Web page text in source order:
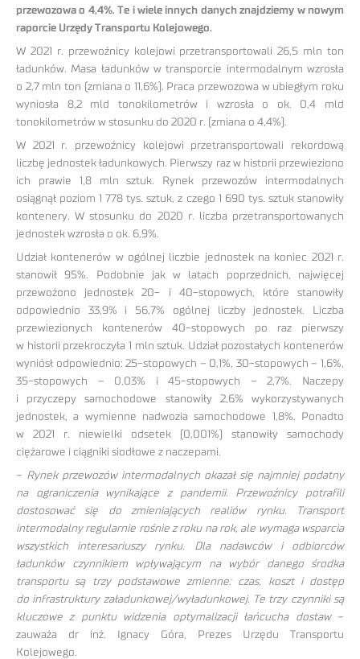
przewozowa o 4,4%. Te i wiele innych danych znajdziemy w nowym
raporcie Urzędy Transportu Kolejowego.
W 2021 r. przewoźnicy kolejowi przetransportowali 26,5 mln ton
ładunków. Masa ładunków w transporcie intermodalnym wzrosła
o 2,7 mln ton (zmiana o 11,6%). Praca przewozowa w ubiegłym roku
wyniosła 8,2 mld tonokilometrów i wzrosła o ok. 0,4 mld
tonokilometrów w stosunku do 2020 r. (zmiana o 4,4%).
W 2021 r. przewoźnicy kolejowi przetransportowali rekordową
liczbę jednostek ładunkowych. Pierwszy raz w historii przewieziono
ich prawie 1,8 mln sztuk. Rynek przewozów intermodalnych
osiągnął poziom 1 778 tys. sztuk, z czego 1 690 tys. sztuk stanowiły
kontenery. W stosunku do 2020 r. liczba przetransportowanych
jednostek wzrosła o ok. 6,9%.
Udział kontenerów w ogólnej liczbie jednostek na koniec 2021 r.
stanowił 95%. Podobnie jak w latach poprzednich, najwięcej
przewożono jednostek 20- i 40-stopowych, które stanowiły
odpowiednio 33,9% i 56,7% ogólnej liczby jednostek. Liczba
przewiezionych kontenerów 40-stopowych po raz pierwszy
w historii przekroczyła 1 mln sztuk. Udział pozostałych kontenerów
wyniósł odpowiednio: 25-stopowych – 0,1%, 30-stopowych – 1,6%,
35-stopowych – 0,03% i 45-stopowych – 2,7%. Naczepy
i przyczepy samochodowe stanowiły 2,6% wykorzystywanych
jednostek, a wymienne nadwozia samochodowe 1,8%. Ponadto
w 2021 r. niewielki odsetek (0,001%) stanowiły samochody
ciężarowe i ciągniki siodłowe z naczepami.
– Rynek przewozów intermodalnych okazał się najmniej podatny
na ograniczenia wynikające z pandemii. Przewoźnicy potrafili
dostosować się do zmieniających realiów rynku. Transport
intermodalny regularnie rośnie z roku na rok, ale wymaga wsparcia
wszystkich interesariuszy rynku. Dla nadawców i odbiorców
ładunków czynnikiem wpływającym na wybór danego środka
transportu są trzy podstawowe zmienne: czas, koszt i dostęp
do infrastruktury załadunkowej/wyładunkowej. Te trzy czynniki są
kluczowe z punktu widzenia optymalizacji łańcucha dostaw–
zauważa dr inż. Ignacy Góra, Prezes Urzędu Transportu
Kolejowego.